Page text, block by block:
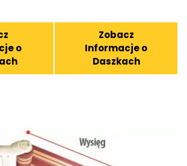
o
Zobacz
Informacje o
Daszkach